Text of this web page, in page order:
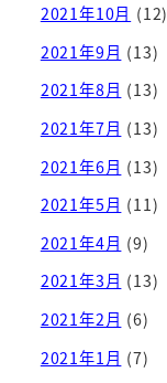
2021年10月 (12)
2021年9月 (13)
2021年8月 (13)
2021年7月 (13)
2021年6月 (13)
2021年5月 (11)
2021年4月 (9)
2021年3月 (13)
2021年2月 (6)
2021年1月 (7)